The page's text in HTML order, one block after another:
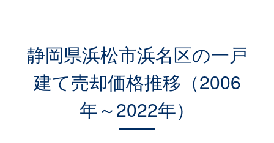
静岡県浜松市浜名区の一戸
建て売却価格推移（2006
年～2022年）